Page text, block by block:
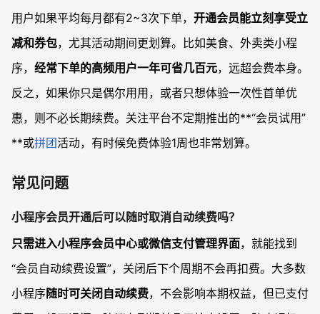
用户如果平均每月都有2~3次下单， 开通会员能立刻享受立
减和券包，尤其活动期间更划算。比如美食、外卖类小程
序， 经常下单的高频用户一年可省几百元，远超会费本身。
反之，如果你只是偶尔用用，或者只想体验一次性首单优
惠，则不必长期续费。关注平台不定期推出的**“会员试用”
**或拼团活动，有时候免费体验1周也非常划算。
常见问题
小程序会员开通后可以随时取消自动续费吗？
只需进入小程序会员中心或微信支付管理界面，就能找到
“会员自动续费设置”，关闭后下个周期不会再扣费。大多数
小程序随时可关闭自动续费，不会影响本期权益，但已支付